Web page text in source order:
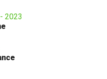
2023